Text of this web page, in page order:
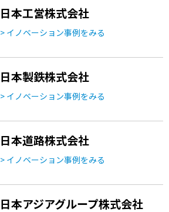
日本工営株式会社
> イノベーション事例をみる
日本製鉄株式会社
> イノベーション事例をみる
日本道路株式会社
> イノベーション事例をみる
日本アジアグループ株式会社